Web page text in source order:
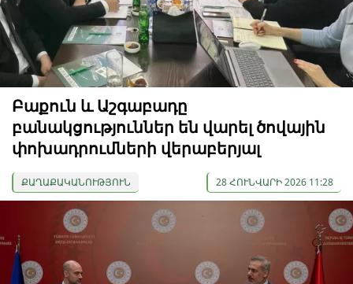
Բաքուն և Աշգաբադը
բանակցություններ են վարել ծովային
փոխադրումների վերաբերյալ
ՔԱՂԱՔԱԿԱՆՈՒԹՅՈՒՆ 28 ՀՈՒՆՎԱՐԻ 2026 11:28